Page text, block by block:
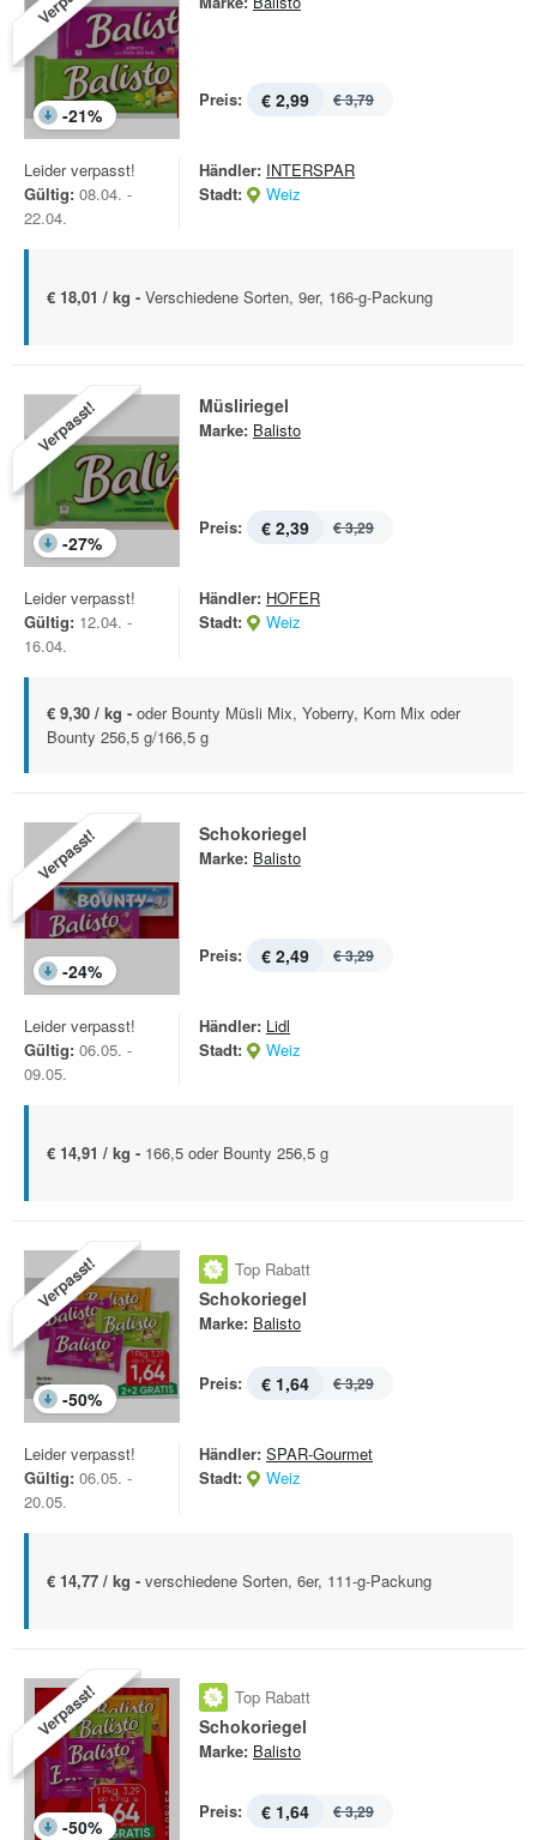
-21%
Preis: € 2,99 € 3,79
Leider verpasst!
Gültig: 08.04. -
22.04.
Händler: INTERSPAR
Stadt:
Weiz
€ 18,01 / kg - Verschiedene Sorten, 9er, 166-g-Packung
Verpasst!
-27%
Müsliriegel
Marke: Balisto
Preis: € 2,39 € 3,29
Leider verpasst!
Gültig: 12.04. -
16.04.
Händler: HOFER
Stadt:
Weiz
€ 9,30 / kg - oder Bounty Müsli Mix, Yoberry, Korn Mix oder
Bounty 256,5 g/166,5 g
Verpasst!
-24%
Schokoriegel
Marke: Balisto
Preis: € 2,49 € 3,29
Leider verpasst!
Gültig: 06.05. -
09.05.
Händler: Lidl
Stadt:
Weiz
€ 14,91 / kg - 166,5 oder Bounty 256,5 g
Verpasst!
-50%
Top Rabatt
Schokoriegel
Marke: Balisto
Preis: € 1,64 € 3,29
Leider verpasst!
Gültig: 06.05. -
20.05.
Händler: SPAR-Gourmet
Stadt:
Weiz
€ 14,77 / kg - verschiedene Sorten, 6er, 111-g-Packung
Verpasst!
-50%
Top Rabatt
Schokoriegel
Marke: Balisto
Preis: € 1,64 € 3,29